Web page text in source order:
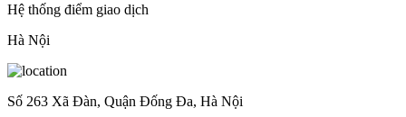
Hệ thống điểm giao dịch
Hà Nội
Số 263 Xã Đàn, Quận Đống Đa, Hà Nội